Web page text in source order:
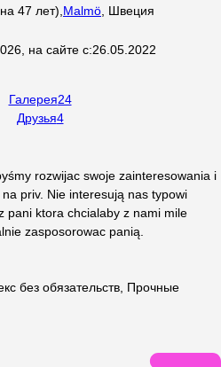
47 лет) Malmö Швеция
, на сайте с:26.05.2022
Галерея24
Друзья4
rozwijac swoje zainteresowania i
priv. Nie interesują nas typowi
pani ktora chcialaby z nami mile
zasposorowac panią.
без обязательств, Прочные